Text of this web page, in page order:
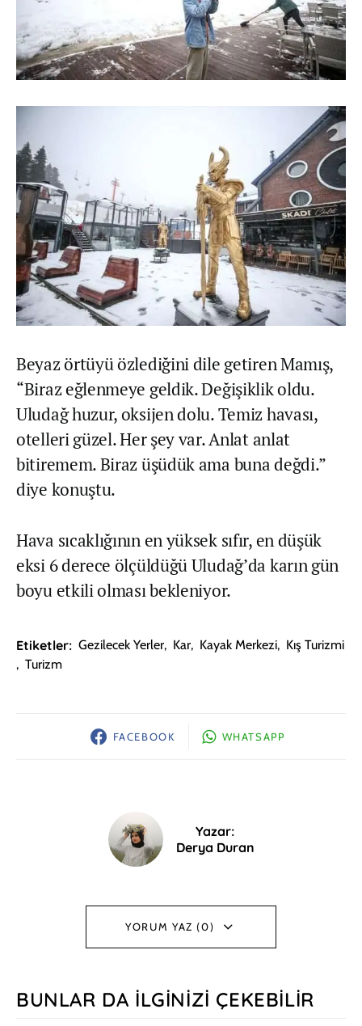
Beyaz örtüyü özlediğini dile getiren Mamış,
“Biraz eğlenmeye geldik. Değişiklik oldu.
Uludağ huzur, oksijen dolu. Temiz havası,
otelleri güzel. Her şey var. Anlat anlat
bitiremem. Biraz üşüdük ama buna değdi.”
diye konuştu.
Hava sıcaklığının en yüksek sıfır, en düşük
eksi 6 derece ölçüldüğü Uludağ’da karın gün
boyu etkili olması bekleniyor.
Etiketler: Gezilecek Yerler, Kar, Kayak Merkezi, Kış Turizmi
, Turizm
FACEBOOK WHATSAPP
Yazar:
Derya Duran
YORUM YAZ (0)
BUNLAR DA İLGINIZI ÇEKEBILIR